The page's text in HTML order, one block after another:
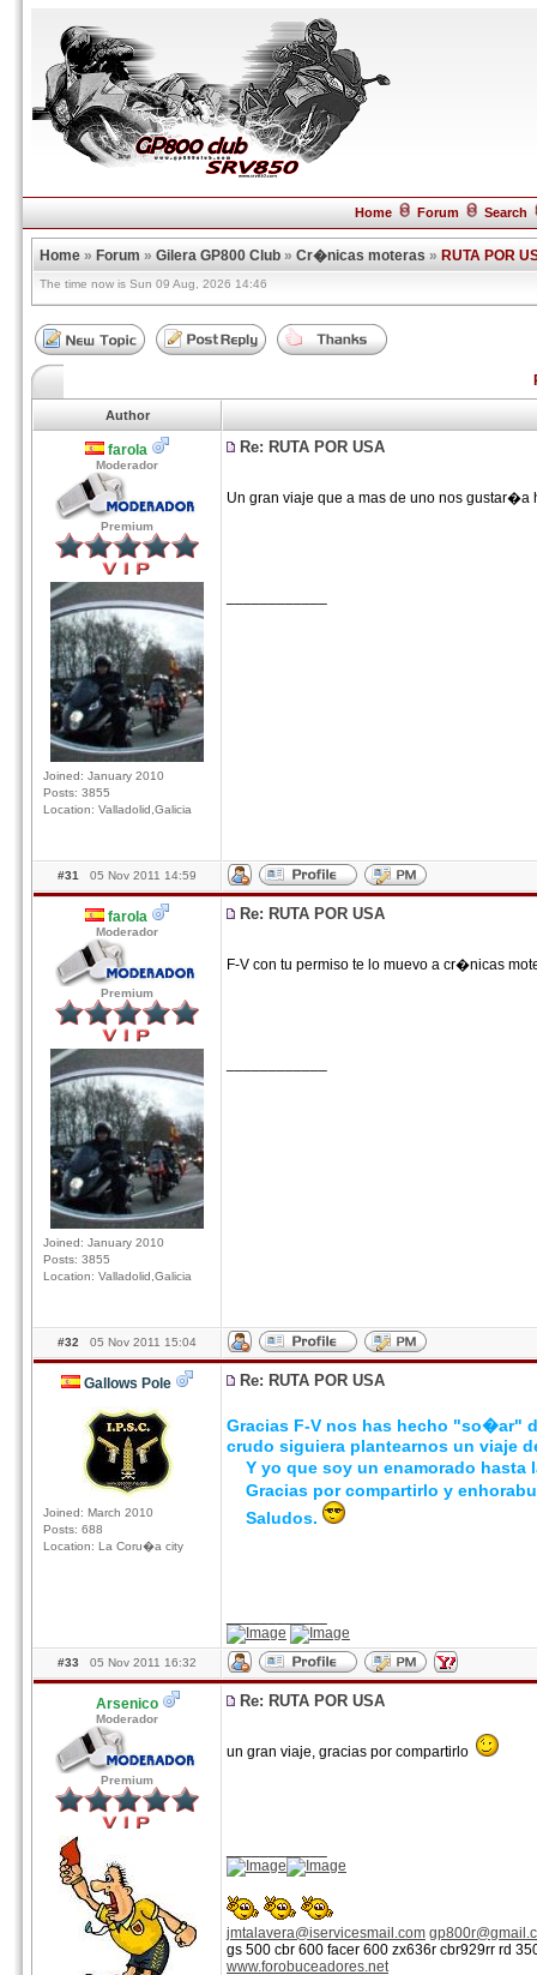
Home Forum Search
Home » Forum » Gilera GP800 Club » Cr�nicas moteras » RUTA POR
The time now is Sun 09 Aug, 2026 14:46
Author
farola
Moderador
Premium
Joined: January 2010
Posts: 3855
Location: Valladolid,Galicia
Re: RUTA POR USA
Un gran viaje que a mas de uno nos
#31 05 Nov 2011 14:59
farola
Moderador
Premium
Joined: January 2010
Posts: 3855
Location: Valladolid,Galicia
Re: RUTA POR USA
F-V con tu permiso te lo muevo a cr�nicas
#32 05 Nov 2011 15:04
Gallows Pole
Joined: March 2010
Posts: 688
Location: La Coru�a city
Re: RUTA POR USA
Gracias F-V nos has hecho "so�ar"
crudo siguiera plantearnos un viaje
Y yo que soy un enamorado hasta
Gracias por compartirlo y
Saludos.
#33 05 Nov 2011 16:32
Arsenico
Moderador
Premium
Re: RUTA POR USA
un gran viaje, gracias por compartirlo
jmtalavera@iservicesmail.com
gs 500 cbr 600 facer 600 zx636r cbr929rr rd
www.forobuceadores.net